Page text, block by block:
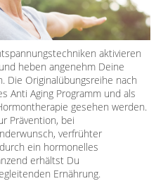
aktivieren
heben angenehm Deine
Die Originalübungsreihe nach
Anti Aging Programm und als
gesehen werden.
Prävention, bei
verfrühter
ein hormonelles
erhältst Du
Ernährung.